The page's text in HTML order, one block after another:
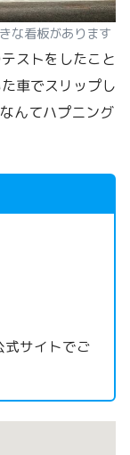
な看板があります
ストをしたこと
車でスリップし
んてハプニング
式サイトでご